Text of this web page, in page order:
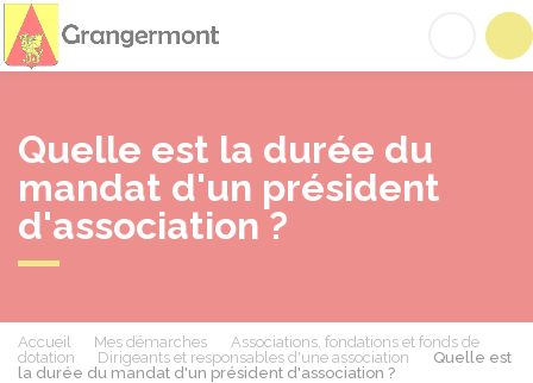
Quelle est la durée du
mandat d'un président
d'association ?
Accueil Mes démarches
Associations, fondations et fonds de
dotation
Dirigeants et responsables d'une association
Quelle est
la durée du mandat d'un président d'association ?